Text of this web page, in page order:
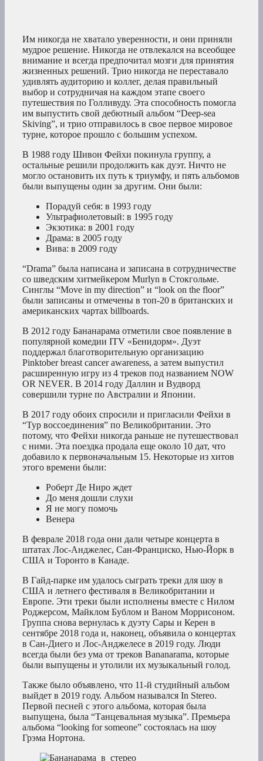
Им никогда не хватало уверенности, и они приняли
мудрое решение. Никогда не отвлекался на всеобщее
внимание и всегда предпочитал мозги для принятия
жизненных решений. Трио никогда не переставало
удивлять аудиторию и коллег, делая правильный
выбор и сотрудничая на каждом этапе своего
путешествия по Голливуду. Эта способность помогла
им выпустить свой дебютный альбом “Deep-sea
Skiving”, и трио отправилось в свое первое мировое
турне, которое прошло с большим успехом.
В 1988 году Шивон Фейхи покинула группу, а
остальные решили продолжить как дуэт. Ничто не
могло остановить их путь к триумфу, и пять альбомов
были выпущены один за другим. Они были:
Порадуй себя: в 1993 году
Ультрафиолетовый: в 1995 году
Экзотика: в 2001 году
Драма: в 2005 году
Вива: в 2009 году
“Drama” была написана и записана в сотрудничестве
со шведским хитмейкером Murlyn в Стокгольме.
Синглы “Move in my direction” и “look on the floor”
были записаны и отмечены в топ-20 в британских и
американских чартах billboards.
В 2012 году Бананарама отметили свое появление в
популярной комедии ITV «Бенидорм». Дуэт
поддержал благотворительную организацию
Pinktober breast cancer awareness, а затем выпустил
расширенную игру из 4 треков под названием NOW
OR NEVER. В 2014 году Даллин и Вудворд
совершили турне по Австралии и Японии.
В 2017 году обоих спросили и пригласили Фейхи в
“Тур воссоединения” по Великобритании. Это
потому, что Фейхи никогда раньше не путешествовал
с ними. Эта поездка продала еще около 10 дат, что
добавило к первоначальным 15. Некоторые из хитов
этого времени были:
Роберт Де Ниро ждет
До меня дошли слухи
Я не могу помочь
Венера
В феврале 2018 года они дали четыре концерта в
штатах Лос-Анджелес, Сан-Франциско, Нью-Йорк в
США и Торонто в Канаде.
В Гайд-парке им удалось сыграть треки для шоу в
США и летнего фестиваля в Великобритании и
Европе. Эти треки были исполнены вместе с Нилом
Роджерсом, Майклом Бублом и Ваном Моррисоном.
Группа снова вернулась к дуэту Сары и Керен в
сентябре 2018 года и, наконец, объявила о концертах
в Сан-Диего и Лос-Анджелесе в 2019 году. Люди
всегда были без ума от треков Bananarama, которые
были выпущены и утолили их музыкальный голод.
Также было объявлено, что 11-й студийный альбом
выйдет в 2019 году. Альбом назывался In Stereo.
Первой песней с этого альбома, которая была
выпущена, была “Танцевальная музыка”. Премьера
альбома “looking for someone” состоялась на шоу
Грэма Нортона.